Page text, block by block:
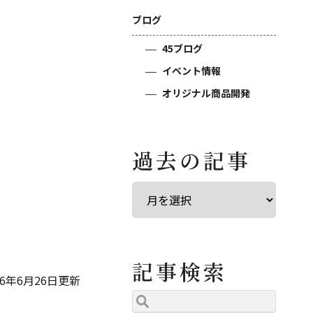
年6月26日更新
ブログ
45ブログ
イベント情報
オリジナル商品開発
過去の記事
記事検索